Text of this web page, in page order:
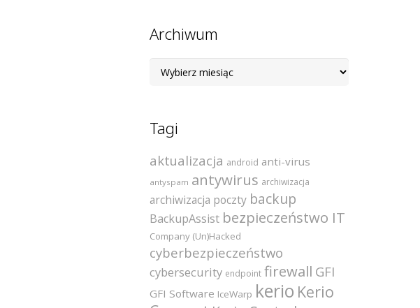
Archiwum
Archiwum
Tagi
aktualizacja android anti-virus
antyspam antywirus archiwizacja
archiwizacja poczty backup
BackupAssist bezpieczeństwo IT
Company (Un)Hacked
cyberbezpieczeństwo
cybersecurity endpoint firewall GFI
GFI Software IceWarp kerio Kerio